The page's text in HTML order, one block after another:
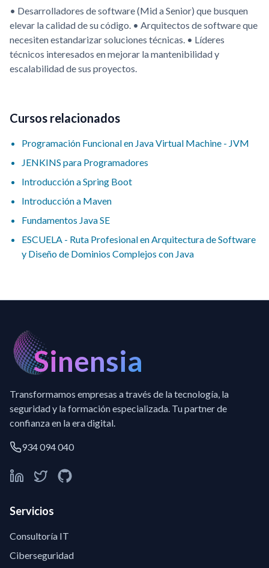
• Desarrolladores de software (Mid a Senior) que busquen
elevar la calidad de su código. • Arquitectos de software que
necesiten estandarizar soluciones técnicas. • Líderes
técnicos interesados en mejorar la mantenibilidad y
escalabilidad de sus proyectos.
Cursos relacionados
Programación Funcional en Java Virtual Machine - JVM
JENKINS para Programadores
Introducción a Spring Boot
Introducción a Maven
Fundamentos Java SE
ESCUELA - Ruta Profesional en Arquitectura de Software
y Diseño de Dominios Complejos con Java
Sinensia
Transformamos empresas a través de la tecnología, la
seguridad y la formación especializada. Tu partner de
confianza en la era digital.
934 094 040
Servicios
Consultoría IT
Ciberseguridad